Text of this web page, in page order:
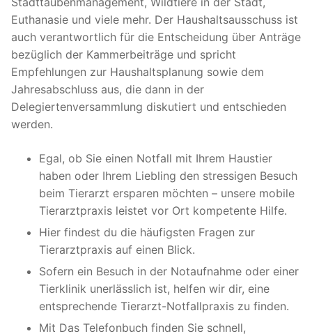
Euthanasie und viele mehr. Der Haushaltsausschuss ist
auch verantwortlich für die Entscheidung über Anträge
bezüglich der Kammerbeiträge und spricht
Empfehlungen zur Haushaltsplanung sowie dem
Jahresabschluss aus, die dann in der
Delegiertenversammlung diskutiert und entschieden
werden.
Egal, ob Sie einen Notfall mit Ihrem Haustier
haben oder Ihrem Liebling den stressigen Besuch
beim Tierarzt ersparen möchten – unsere mobile
Tierarztpraxis leistet vor Ort kompetente Hilfe.
Hier findest du die häufigsten Fragen zur
Tierarztpraxis auf einen Blick.
Sofern ein Besuch in der Notaufnahme oder einer
Tierklinik unerlässlich ist, helfen wir dir, eine
entsprechende Tierarzt-Notfallpraxis zu finden.
Mit Das Telefonbuch finden Sie schnell,